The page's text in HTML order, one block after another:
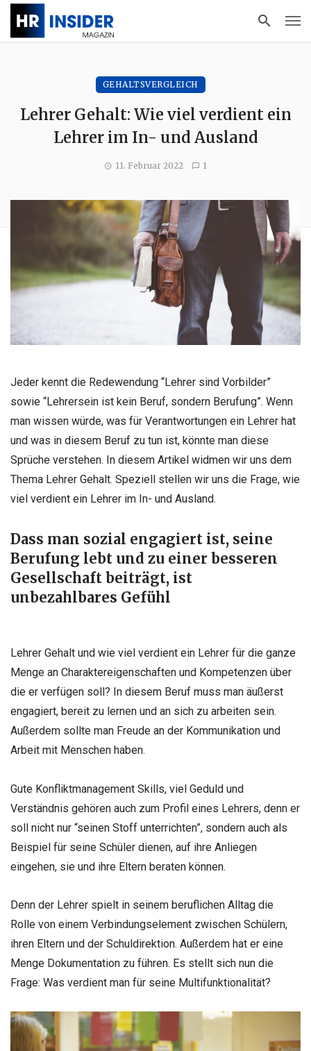
GEHALTSVERGLEICH
Lehrer Gehalt: Wie viel verdient ein
Lehrer im In- und Ausland
11. Februar 2022 1
Jeder kennt die Redewendung “Lehrer sind Vorbilder”
sowie “Lehrersein ist kein Beruf, sondern Berufung”. Wenn
man wissen würde, was für Verantwortungen ein Lehrer hat
und was in diesem Beruf zu tun ist, könnte man diese
Sprüche verstehen. In diesem Artikel widmen wir uns dem
Thema Lehrer Gehalt. Speziell stellen wir uns die Frage, wie
viel verdient ein Lehrer im In- und Ausland.
Dass man sozial engagiert ist, seine
Berufung lebt und zu einer besseren
Gesellschaft beiträgt, ist
unbezahlbares Gefühl
Lehrer Gehalt und wie viel verdient ein Lehrer für die ganze
Menge an Charaktereigenschaften und Kompetenzen über
die er verfügen soll? In diesem Beruf muss man äußerst
engagiert, bereit zu lernen und an sich zu arbeiten sein.
Außerdem sollte man Freude an der Kommunikation und
Arbeit mit Menschen haben.
Gute Konfliktmanagement Skills, viel Geduld und
Verständnis gehören auch zum Profil eines Lehrers, denn er
soll nicht nur “seinen Stoff unterrichten”, sondern auch als
Beispiel für seine Schüler dienen, auf ihre Anliegen
eingehen, sie und ihre Eltern beraten können.
Denn der Lehrer spielt in seinem beruflichen Alltag die
Rolle von einem Verbindungselement zwischen Schülern,
ihren Eltern und der Schuldirektion. Außerdem hat er eine
Menge Dokumentation zu führen. Es stellt sich nun die
Frage: Was verdient man für seine Multifunktionalität?